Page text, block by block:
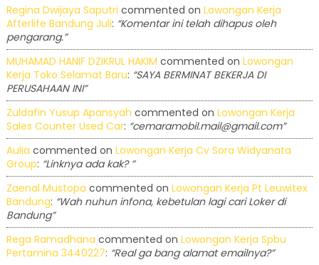
Regina Dwijaya Saputri commented on Lowongan Kerja
Afterlife Bandung Juli: “Komentar ini telah dihapus oleh
pengarang.”
MUHAMAD HANIF DZIKRUL HAKIM commented on Lowongan
Kerja Toko Selamat Baru: “SAYA BERMINAT BEKERJA DI
PERUSAHAAN INI”
Zuldafin Yusup Apansyah commented on Lowongan Kerja
Sales Counter Used Car: “cemaramobil.mail@gmail.com”
Aulia commented on Lowongan Kerja Cv Sora Widyanata
Group: “Linknya ada kak? ”
Zaenal Mustopa commented on Lowongan Kerja Pt Leuwitex
Bandung: “Wah nuhun infona, kebetulan lagi cari Loker di
Bandung”
Rega Ramadhana commented on Lowongan Kerja Spbu
Pertamina 3440227: “Real ga bang alamat emailnya?”